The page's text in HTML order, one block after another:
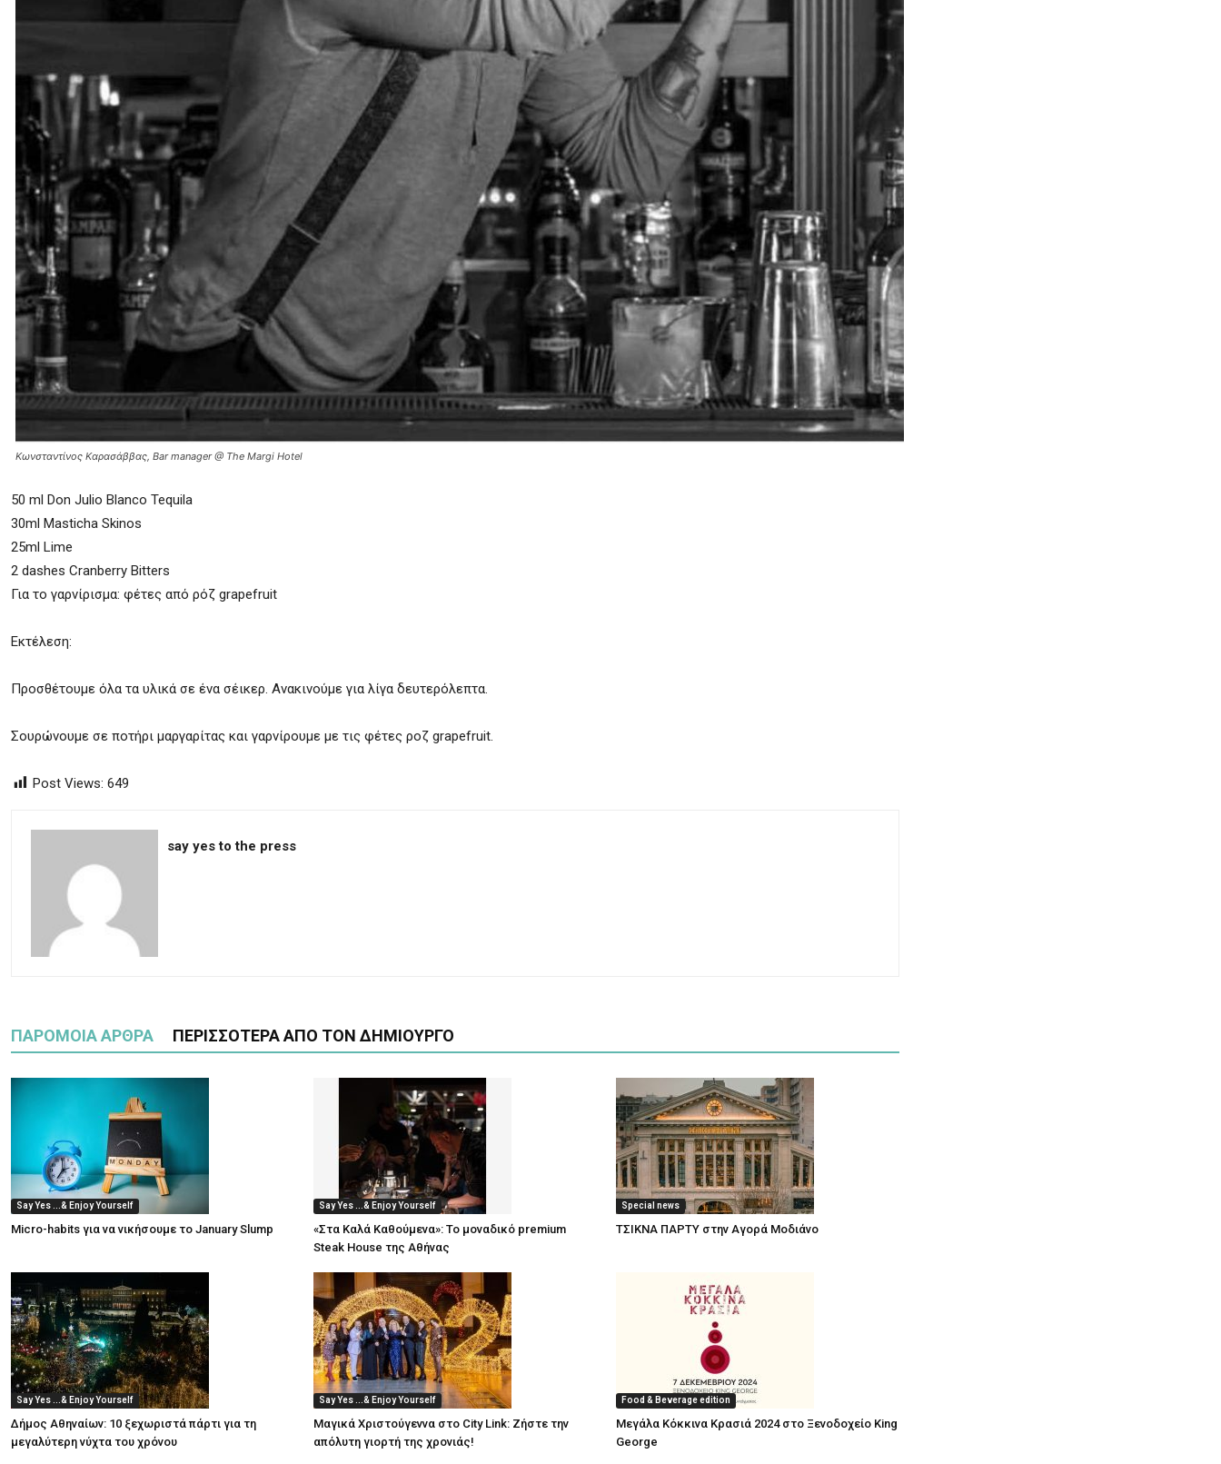
Κωνσταντίνος Καρασάββας, Bar manager @ The Margi Hotel
50 ml Don Julio Blanco Tequila
30ml Masticha Skinos
25ml Lime
2 dashes Cranberry Bitters
Για το γαρνίρισμα: φέτες από ρόζ grapefruit
Εκτέλεση:
Προσθέτουμε όλα τα υλικά σε ένα σέικερ. Ανακινούμε για λίγα δευτερόλεπτα.
Σουρώνουμε σε ποτήρι μαργαρίτας και γαρνίρουμε με τις φέτες ροζ grapefruit.
Post Views: 649
say yes to the press
ΠΑΡΟΜΟΙΑ ΑΡΘΡΑ ΠΕΡΙΣΣΟΤΕΡΑ ΑΠΟ ΤΟΝ ΔΗΜΙΟΥΡΓΟ
Say Yes ...& Enjoy Yourself
Micro-habits για να νικήσουμε το January Slump
Say Yes ...& Enjoy Yourself
«Στα Καλά Καθούμενα»: To μοναδικό premium
Steak House της Αθήνας
Special news
TΣΙΚΝΑ ΠΑΡΤΥ στην Αγορά Μοδιάνο
Say Yes ...& Enjoy Yourself
Δήμος Αθηναίων: 10 ξεχωριστά πάρτι για τη
μεγαλύτερη νύχτα του χρόνου
Say Yes ...& Enjoy Yourself
Μαγικά Χριστούγεννα στο City Link: Ζήστε την
απόλυτη γιορτή της χρονιάς!
Food & Beverage edition
Μεγάλα Κόκκινα Κρασιά 2024 στο Ξενοδοχείο King
George